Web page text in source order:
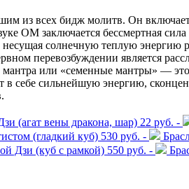
из всех бидж молитв. Он
ОМ заключается бессмертная
солнечную теплую
перевозбуждении является
или «семенные мантры» — это
себе сильнейшую энергию,
(агат вены дракона, шар) 22 руб. -
(гладкий куб) 530 руб. -
Дзи (куб с рамкой) 550 руб. -